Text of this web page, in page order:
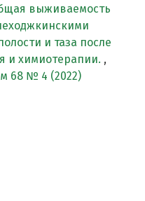
выживаемость
и таза после
и химиотерапии. ,
68 № 4 (2022)